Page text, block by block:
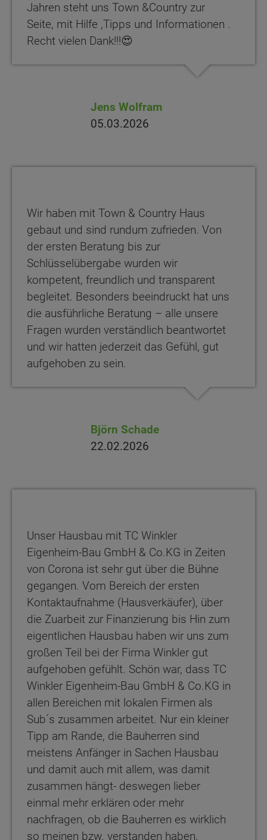
Jahren steht uns Town &Country zur
Seite, mit Hilfe ,Tipps und Informationen .
Recht vielen Dank!!!😍
Jens Wolfram
05.03.2026
Wir haben mit Town & Country Haus
gebaut und sind rundum zufrieden. Von
der ersten Beratung bis zur
Schlüsselübergabe wurden wir
kompetent, freundlich und transparent
begleitet. Besonders beeindruckt hat uns
die ausführliche Beratung – alle unsere
Fragen wurden verständlich beantwortet
und wir hatten jederzeit das Gefühl, gut
aufgehoben zu sein.
Björn Schade
22.02.2026
Unser Hausbau mit TC Winkler
Eigenheim-Bau GmbH & Co.KG in Zeiten
von Corona ist sehr gut über die Bühne
gegangen. Vom Bereich der ersten
Kontaktaufnahme (Hausverkäufer), über
die Zuarbeit zur Finanzierung bis Hin zum
eigentlichen Hausbau haben wir uns zum
großen Teil bei der Firma Winkler gut
aufgehoben gefühlt. Schön war, dass TC
Winkler Eigenheim-Bau GmbH & Co.KG in
allen Bereichen mit lokalen Firmen als
Sub´s zusammen arbeitet. Nur ein kleiner
Tipp am Rande, die Bauherren sind
meistens Anfänger in Sachen Hausbau
und damit auch mit allem, was damit
zusammen hängt- deswegen lieber
einmal mehr erklären oder mehr
nachfragen, ob die Bauherren es wirklich
so meinen bzw. verstanden haben,